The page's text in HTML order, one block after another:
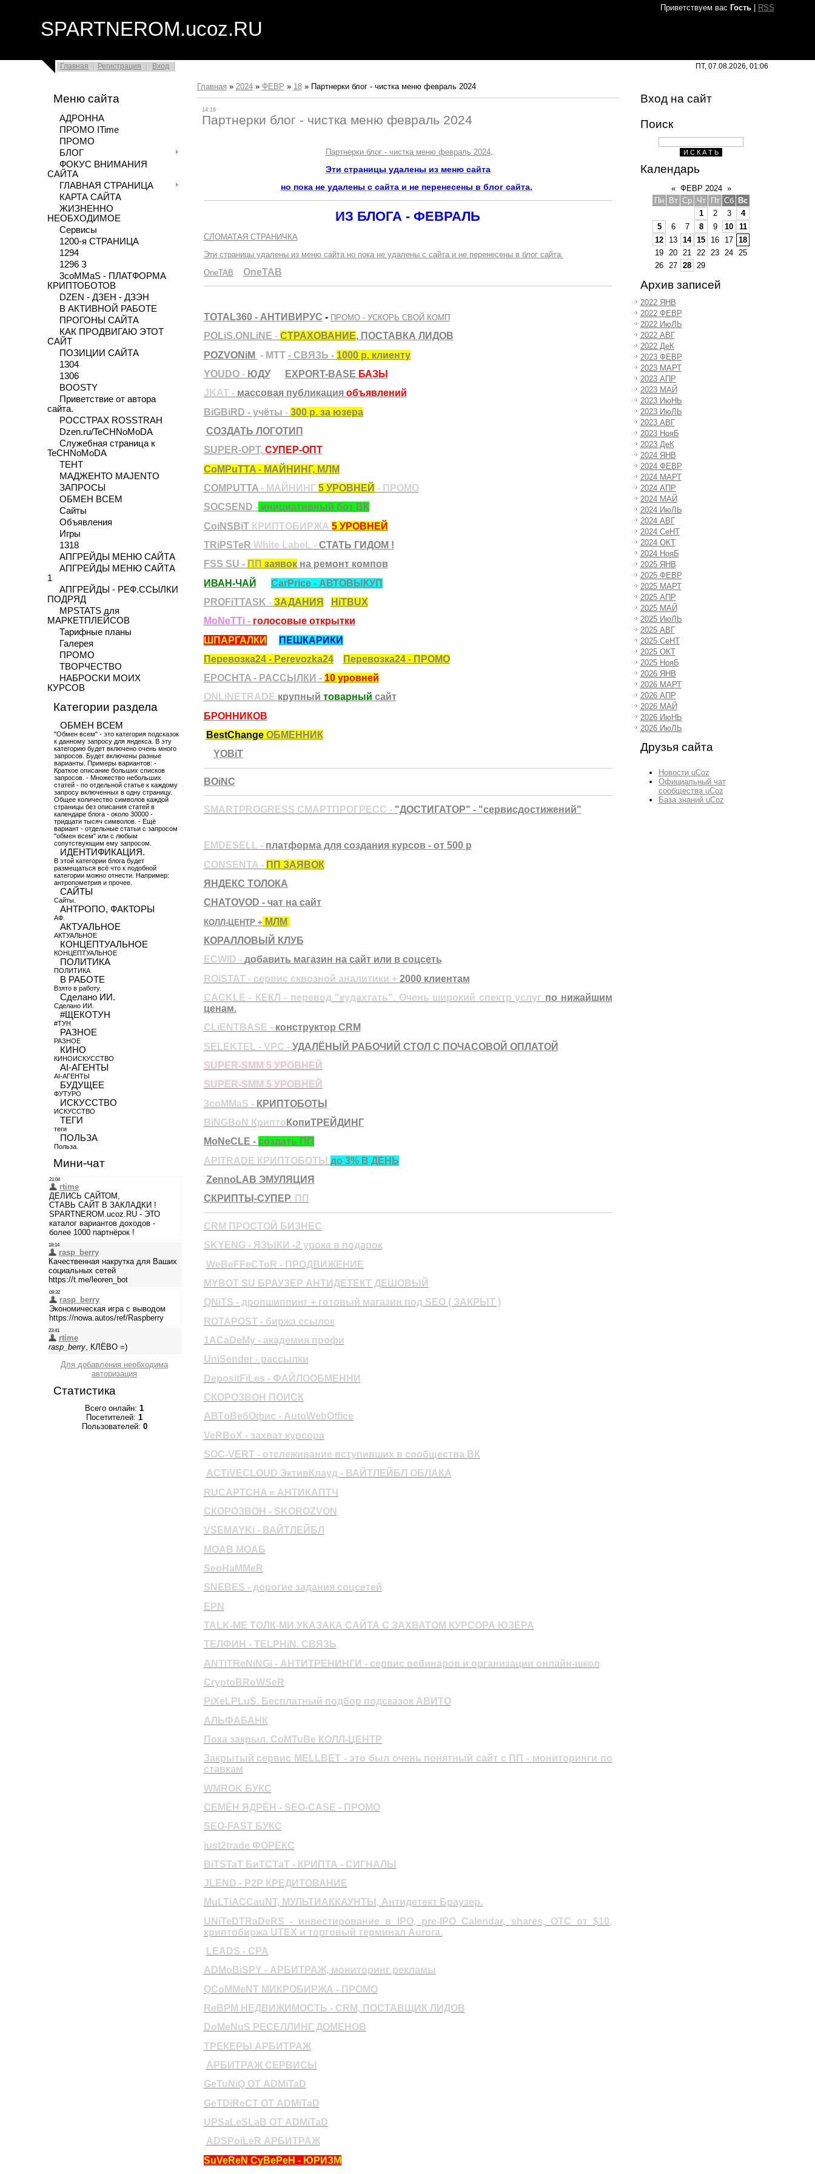
Приветствуем вас Гость| RSS
SPARTNEROM.ucoz.RU
Главная Регистрация Вход ПТ, 07.08.2026, 01:06
Меню сайта
АДРОННА
ПРОМО ITime
ПРОМО
БЛОГ
ФОКУС ВНИМАНИЯ
САЙТА
ГЛАВНАЯ СТРАНИЦА
КАРТА САЙТА
ЖИЗНЕННО
НЕОБХОДИМОЕ
Сервисы
1200-я СТРАНИЦА
1294
1296 З
3coMMaS - ПЛАТФОРМА
КРИПТОБОТОВ
DZEN - ДЗЕН - ДЗЭН
В АКТИВНОЙ РАБОТЕ
ПРОГОНЫ САЙТА
КАК ПРОДВИГАЮ ЭТОТ
САЙТ
ПОЗИЦИИ САЙТА
1304
1306
BOOSTY
Приветствие от автора
сайта.
РОССТРАХ ROSSTRAH
Dzen.ru/TeCHNoMoDA
Служебная страница к
TeCHNoMoDA
ТЕНТ
МАДЖЕНТО MAJENTO
ЗАПРОСЫ
ОБМЕН ВСЕМ
Сайты
Объявления
Игры
1318
АПГРЕЙДЫ МЕНЮ САЙТА
АПГРЕЙДЫ МЕНЮ САЙТА
1
АПГРЕЙДЫ - РЕФ.ССЫЛКИ
ПОДРЯД
MPSTATS для
МАРКЕТПЛЕЙСОВ
Тарифные планы
Галерея
ПРОМО
ТВОРЧЕСТВО
НАБРОСКИ МОИХ
КУРСОВ
Категории раздела
ОБМЕН ВСЕМ
"Обмен всем" - это категория подсказок
к данному запросу для яндекса. В эту
категорию будет включено очень много
запросов. Будет включены разные
варианты. Примеры вариантов: -
Краткое описание больших списков
запросов. - Множество небольших
статей - по отдельной статье к каждому
запросу включенных в одну страницу.
Общее количество символов каждой
страницы без описания статей в
календаре блога - около 30000 -
тридцати тысяч символов. - Ещё
вариант - отдельные статьи с запросом
"обмен всем" или с любым
сопутствующим ему запросом.
ИДЕНТИФИКАЦИЯ.
В этой категории блога будет
размещаться всё что к подобной
категории можно отнести. Например:
антропометрия и прочее.
САЙТЫ
Сайты.
АНТРОПО, ФАКТОРЫ
АФ.
АКТУАЛЬНОЕ
АКТУАЛЬНОЕ
КОНЦЕПТУАЛЬНОЕ
КОНЦЕПТУАЛЬНОЕ
ПОЛИТИКА
ПОЛИТИКА
В РАБОТЕ
Взято в работу.
Сделано ИИ.
Сделано ИИ.
#ЩЕКОТУН
#ТУН
РАЗНОЕ
РАЗНОЕ
КИНО
КИНОИСКУССТВО
AI-АГЕНТЫ
AI-АГЕНТЫ
БУДУЩЕЕ
ФУТУРО
ИСКУССТВО
ИСКУССТВО
ТЕГИ
теги
ПОЛЬЗА
Польза.
Мини-чат
Для добавления необходима
авторизация
Статистика
Всего онлайн: 1
Посетителей: 1
Пользователей: 0
Главная » 2024 » ФЕВР » 18 » Партнерки блог - чистка меню февраль 2024
14:16
Партнерки блог - чистка меню февраль 2024
Партнерки блог - чистка меню февраль 2024.
Эти страницы удалены из меню сайта
но пока не удалены с сайта и не перенесены в блог сайта.
ИЗ БЛОГА - ФЕВРАЛЬ
СЛОМАТАЯ СТРАНИЧКА
Эти страницы удалены из меню сайта но пока не удалены с сайта и не перенесены в блог сайта.
OneTAB OneTAB
TOTAL360 - АНТИВИРУС - ПРОМО - УСКОРЬ СВОЙ КОМП
POLiS.ONLiNE - СТРАХОВАНИЕ, ПОСТАВКА ЛИДОВ
POZVONiM - MTT - СВЯЗЬ - 1000 р. клиенту
YOUDO- ЮДУ EXPORT-BASE БАЗЫ
JKAT - массовая публикация объявлений
BiGBiRD - учёты - 300 р. за юзера
СОЗДАТЬ ЛОГОТИП
SUPER-OPT, СУПЕР-ОПТ
CoMPuTTA - МАЙНИНГ, МЛМ
COMPUTTA- МАЙНИНГ 5 УРОВНЕЙ - ПРОМО
SOCSEND -инициативный бот ВК
CoiNSBiT КРИПТОБИРЖА 5 УРОВНЕЙ
TRiPSTeR White LabeL - СТАТЬ ГИДОМ !
FSS SU - ПП заявокна ремонт компов
ИВАН-ЧАЙ
CarPrice - АВТОВЫКУП
PROFiTTASK - ЗАДАНИЯ
HiTBUX
MoNeTTi - голосовые открытки
ШПАРГАЛКИ
ПЕШКАРИКИ
Перевозка24 - Perevozka24
Перевозка24 - ПРОМО
EPOCHTA - РАССЫЛКИ - 10 уровней
ONLiNETRADE крупный товарный сайт
БРОННИКОВ
BestChange ОБМЕННИК
YOBiT
BOiNC
SMARTPROGRESS СМАРТПРОГРЕСС - "ДОСТИГАТОР" - "сервисдостижений"
EMDESELL - платформа для создания курсов - от 500 р
CONSENTA - ПП ЗАЯВОК
ЯНДЕКС ТОЛОКА
CHATOVOD - чат на сайт
КОЛЛ-ЦЕНТР + МЛМ
КОРАЛЛОВЫЙ КЛУБ
ECWID - добавить магазин на сайт или в соцсеть
ROiSTAT - сервис сквозной аналитики + 2000 клиентам
CACKLE - КЕКЛ - перевод "кудахтать". Очень широкий спектр услуг по нижайшим
ценам.
CLiENTBASE - конструктор CRM
SELEKTEL - VPC - УДАЛЁНЫЙ РАБОЧИЙ СТОЛ С ПОЧАСОВОЙ ОПЛАТОЙ
SUPER-SMM 5 УРОВНЕЙ
SUPER-SMM 5 УРОВНЕЙ
3coMMaS - КРИПТОБОТЫ
BiNGBoN Крипто КопиТРЕЙДИНГ
MoNeCLE - создать ПП
APITRADE КРИПТОБОТЫ до 3% В ДЕНЬ
ZennoLAB ЭМУЛЯЦИЯ
СКРИПТЫ-СУПЕР. ПП
CRM ПРОСТОЙ БИЗНЕС
SKYENG - ЯЗЫКИ -2 урока в подарок
WeBeFFeCToR - ПРОДВИЖЕНИЕ
MYBOT SU БРАУЗЕР АНТИДЕТЕКТ ДЕШОВЫЙ
QNiTS - дропшиппинг + готовый магазин под SEO ( ЗАКРЫТ )
ROTAPOST - биржа ссылок
1ACaDeMy - академия профи
UniSender - рассылки
DepositFiLes - ФАЙЛООБМЕННИ
СКОРОЗВОН ПОИСК
АВТoВебОфис - AutoWebOffice
VeRBoX - захват курсора
SOC-VERT - отслеживание вступивших в сообщества ВК
ACTiVECLOUD ЭктивКлауд - ВАЙТЛЕЙБЛ ОБЛАКА
RUCAPTCHA = АНТИКАПТЧ
СКОРОЗВОН - SKOROZVON
VSEMAYKi - ВАЙТЛЕЙБЛ
MOAB МОАБ
SeoHaMMeR
SNEBES - дорогие задания соцсетей
EPN
TALK-ME ТОЛК-МИ.УКАЗАКА САЙТА С ЗАХВАТОМ КУРСОРА ЮЗЕРА
ТЕЛФИН - TELPHiN. СВЯЗЬ
ANTiTReNiNGi - АНТИТРЕНИНГИ - сервис вебинаров и организации онлайн-школ
CryptoBRoWSeR
PiXeLPLuS. Бесплатный подбор подсказок АВИТО
АЛЬФАБАНК
Пока закрыл. CoMTuBe КОЛЛ-ЦЕНТР
Закрытый сервис MELLBET - это был очень понятный сайт с ПП - мониторинги по
ставкам
WMROK БУКС
СЕМЁН ЯДРЁН - SEO-CASE - ПРОМО
SEO-FAST БУКС
just2trade ФОРЕКС
BiTSTaT БиТСТаТ - КРИПТА - СИГНАЛЫ
JLEND - P2P КРЕДИТОВАНИЕ
MuLTiACCauNT, МУЛЬТИАККАУНТЫ, Антидетект Браузер.
UNiTeDTRaDeRS - инвестирование в IPO, pre-IPO Calendar, shares, OTC от $10,
криптобиржа UTEX и торговый терминал Aurora.
LEADS - CPA
ADMoBiSPY - АРБИТРАЖ, мониторинг рекламы
QCoMMeNT МИКРОБИРЖА - ПРОМО
ReBPM НЕДВИЖИМОСТЬ - CRM, ПОСТАВЩИК ЛИДОВ
DoMeNuS РЕСЕЛЛИНГ ДОМЕНОВ
ТРЕКЕРЫ АРБИТРАЖ
АРБИТРАЖ СЕРВИСЫ
GeTuNiQ ОТ ADMiTaD
GeTDiReCT ОТ ADMiTaD
UPSaLeSLaB ОТ ADMiTaD
ADSPoiLeR АРБИТРАЖ
SuVeReN СуВеРеН - ЮРИЗМ
Вход на сайт
Поиск
Календарь
« ФЕВР 2024 »
Пн
Вт Ср Чт Пт Сб Вс
1
2 3
4
5
6 7 8 9 10
11
12
13 14 15 16 17 18
19
20 21 22 23 24
25
26
27 28 29
Архив записей
2022 ЯНВ
2022 ФЕВР
2022 ИюЛЬ
2022 АВГ
2022 ДеК
2023 ФЕВР
2023 МАРТ
2023 АПР
2023 МАЙ
2023 ИюНЬ
2023 ИюЛЬ
2023 АВГ
2023 НояБ
2023 ДеК
2024 ЯНВ
2024 ФЕВР
2024 МАРТ
2024 АПР
2024 МАЙ
2024 ИюЛЬ
2024 АВГ
2024 СеНТ
2024 ОКТ
2024 НояБ
2025 ЯНВ
2025 ФЕВР
2025 МАРТ
2025 АПР
2025 МАЙ
2025 ИюЛЬ
2025 АВГ
2025 СеНТ
2025 ОКТ
2025 НояБ
2026 ЯНВ
2026 МАРТ
2026 АПР
2026 МАЙ
2026 ИюНЬ
2026 ИюЛЬ
Друзья сайта
Новости uCoz
Официальный чат
сообщества uCoz
База знаний uCoz